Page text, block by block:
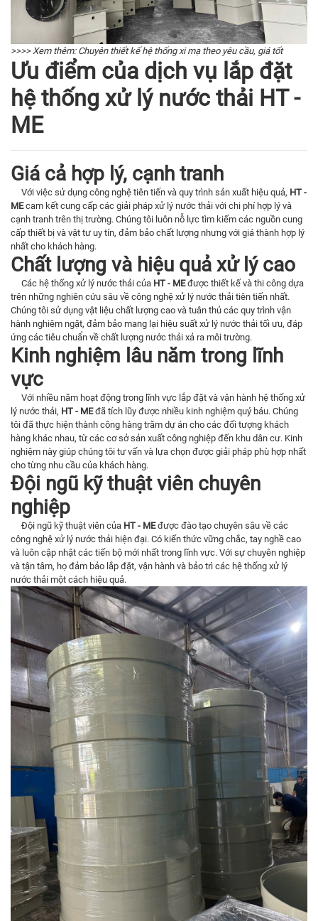
>>>> Xem thêm: Chuyên thiết kế hệ thống xi mạ theo yêu cầu, giá tốt
Ưu điểm của dịch vụ lắp đặt
hệ thống xử lý nước thải HT -
ME
Giá cả hợp lý, cạnh tranh
Với việc sử dụng công nghệ tiên tiến và quy trình sản xuất hiệu quả, HT -
MEcam kết cung cấp các giải pháp xử lý nước thải với chi phí hợp lý và
cạnh tranh trên thị trường. Chúng tôi luôn nỗ lực tìm kiếm các nguồn cung
cấp thiết bị và vật tư uy tín, đảm bảo chất lượng nhưng với giá thành hợp lý
nhất cho khách hàng.
Chất lượng và hiệu quả xử lý cao
Các hệ thống xử lý nước thải của HT - MEđược thiết kế và thi công dựa
trên những nghiên cứu sâu về công nghệ xử lý nước thải tiên tiến nhất.
Chúng tôi sử dụng vật liệu chất lượng cao và tuân thủ các quy trình vận
hành nghiêm ngặt, đảm bảo mang lại hiệu suất xử lý nước thải tối ưu, đáp
ứng các tiêu chuẩn về chất lượng nước thải xả ra môi trường.
Kinh nghiệm lâu năm trong lĩnh
vực
Với nhiều năm hoạt động trong lĩnh vực lắp đặt và vận hành hệ thống xử
lý nước thải, HT - MEđã tích lũy được nhiều kinh nghiệm quý báu. Chúng
tôi đã thực hiện thành công hàng trăm dự án cho các đối tượng khách
hàng khác nhau, từ các cơ sở sản xuất công nghiệp đến khu dân cư. Kinh
nghiệm này giúp chúng tôi tư vấn và lựa chọn được giải pháp phù hợp nhất
cho từng nhu cầu của khách hàng.
Đội ngũ kỹ thuật viên chuyên
nghiệp
Đội ngũ kỹ thuật viên của HT - MEđược đào tạo chuyên sâu về các
công nghệ xử lý nước thải hiện đại. Có kiến thức vững chắc, tay nghề cao
và luôn cập nhật các tiến bộ mới nhất trong lĩnh vực. Với sự chuyên nghiệp
và tận tâm, họ đảm bảo lắp đặt, vận hành và bảo trì các hệ thống xử lý
nước thải một cách hiệu quả.